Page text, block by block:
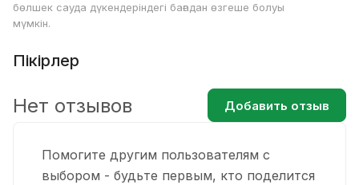
бөлшек сауда дүкендеріндегі бағадан өзгеше болуы
мүмкін.
Пікірлер
Помогите другим пользователям с
выбором - будьте первым, кто поделится
Нет отзывов Добавить отзыв